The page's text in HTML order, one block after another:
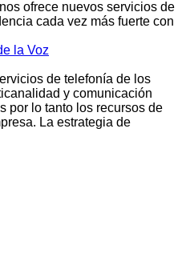
ofrece nuevos servicios de
cada vez más fuerte con
la Voz
de telefonía de los
y comunicación
por lo tanto los recursos de
La estrategia de